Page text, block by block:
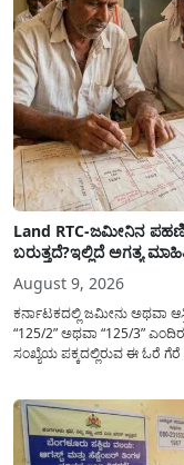
Land RTC-ಜಮೀನಿನ
ಬರುತ್ತದೆ?ಇಲ್ಲಿದೆ ಅಗತ್ಯ
August 9, 2026
ಕರ್ನಾಟಕದಲ್ಲಿ ಜಮೀನು ಅಥವಾ
“125/2” ಅಥವಾ “125/3”
ಸಂಖ್ಯೆಯ ಪಕ್ಕದಲ್ಲಿರುವ ಈ ಓರೆ ಗೆರೆ